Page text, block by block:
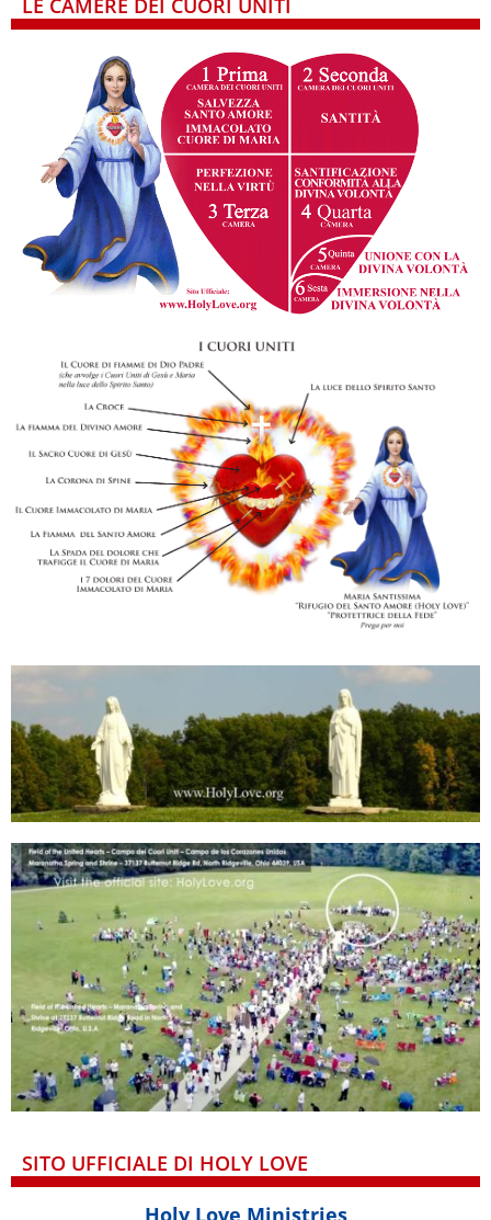
LE CAMERE DEI CUORI UNITI
SITO UFFICIALE DI HOLY LOVE
Holy Love Ministries